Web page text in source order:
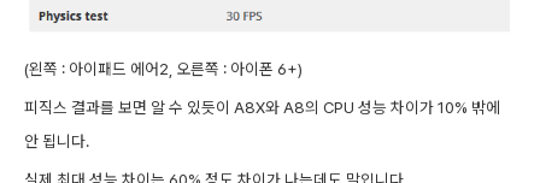
(왼쪽 : 아이패드 에어2, 오른쪽 : 아이폰 6+)
피직스 결과를 보면 알 수 있듯이 A8X와 A8의 CPU 성능 차이가 10% 밖에
안 됩니다.